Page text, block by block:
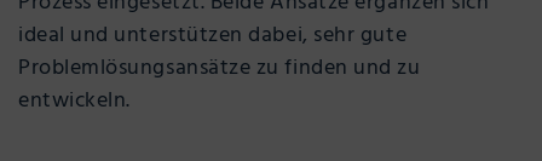
ideal und unterstützen dabei, sehr gute
Problemlösungsansätze zu finden und zu
entwickeln.